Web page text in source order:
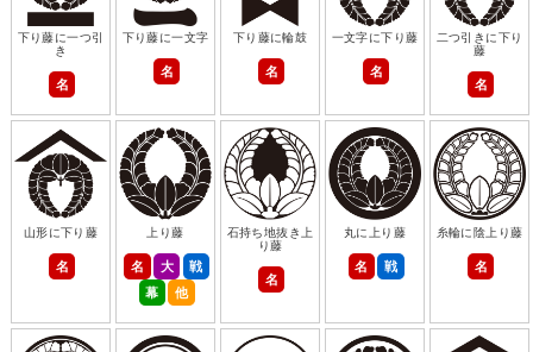
下り藤に一つ引
き
名
下り藤に一文字
名
下り藤に輪鼓
名
一文字に下り藤
名
二つ引きに下り
藤
名
山形に下り藤
名
上り藤
名 大
戦
幕
他
石持ち地抜き上
り藤
名
丸に上り藤
名 戦
糸輪に陰上り藤
名